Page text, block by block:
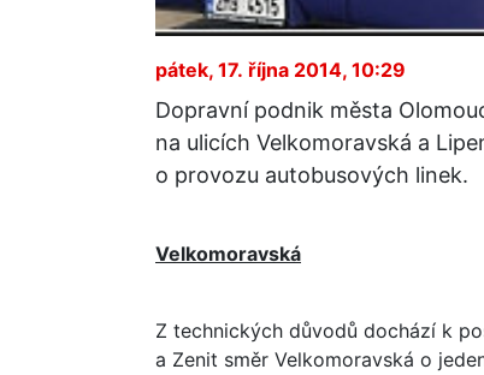
pátek, 17. října 2014, 10:29
Dopravní podnik města
na ulicích Velkomoravská a
o provozu autobusových linek.
Velkomoravská
Z technických důvodů dochází k
a Zenit směr Velkomoravská o